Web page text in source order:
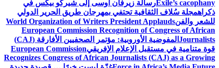
Exile’s cacophanyرسالة زيرفان أوسى إلى شيركو بيكس في
ذكراهمجلة سُلاف الثقافية تحتفي بمهرجان طريق الحرير الدولي
للشعر والفنWorld Organization of Writers President Applauds
European Commission Recognition of Congress of African
Journalists
المفوضية الأوروبية: مؤتمر الصحفيين الأفارقة (CAJ)
قوة متنامية في مستقبل الإعلام الإفريقيEuropean Commission
Recognizes Congress of African Journalists (CAJ) as a Growing